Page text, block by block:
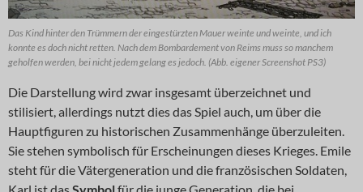
Das Kind hinter den Trümmern der eingestürzten Mauer weinte und weinte, und ich
konnte es doch nicht retten. Nach dem Bombardement von Reims muss so manchem
geholfen werden, bei nicht jedem gelang es jedoch. (Abb. eigener Screenshot PS3)
Die Darstellung wird zwar insgesamt überzeichnet und
stilisiert, allerdings nutzt dies das Spiel auch, um über die
Hauptfiguren zu historischen Zusammenhänge überzuleiten.
Sie stehen symbolisch für Erscheinungen dieses Krieges. Emile
steht für die Vätergeneration und die französischen Soldaten,